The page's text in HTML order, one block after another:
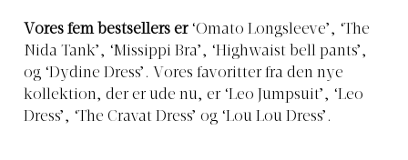
Vores fem bestsellers er‘Omato Longsleeve’, ‘The
Nida Tank’, ‘Missippi Bra’, ‘Highwaist bell pants’,
og ‘Dydine Dress’. Vores favoritter fra den nye
kollektion, der er ude nu, er ‘Leo Jumpsuit’, ‘Leo
Dress’, ‘The Cravat Dress’ og ‘Lou Lou Dress’.